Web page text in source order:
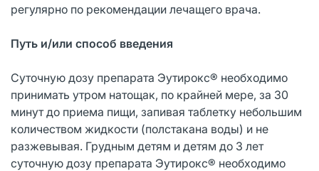
регулярно по рекомендации лечащего врача.
Путь и/или способ введения
Суточную дозу препарата Эутирокс® необходимо
принимать утром натощак, по крайней мере, за 30
минут до приема пищи, запивая таблетку небольшим
количеством жидкости (полстакана воды) и не
разжевывая. Грудным детям и детям до 3 лет
суточную дозу препарата Эутирокс® необходимо